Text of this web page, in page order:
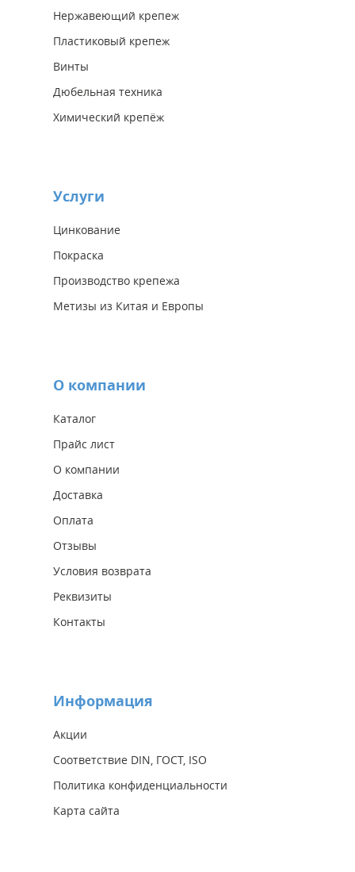
Нержавеющий крепеж
Пластиковый крепеж
Винты
Дюбельная техника
Химический крепёж
Услуги
Цинкование
Покраска
Производство крепежа
Метизы из Китая и Европы
О компании
Каталог
Прайс лист
О компании
Доставка
Оплата
Отзывы
Условия возврата
Реквизиты
Контакты
Информация
Акции
Соответствие DIN, ГОСТ, ISO
Политика конфиденциальности
Карта сайта